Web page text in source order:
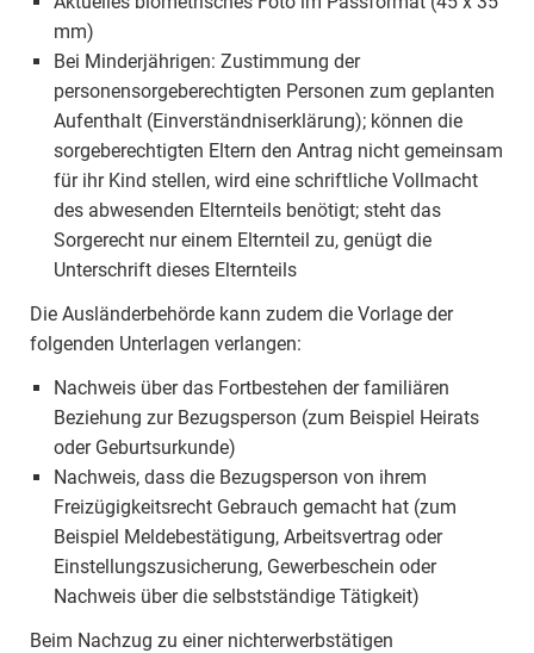
mm)
Bei Minderjährigen: Zustimmung der
personensorgeberechtigten Personen zum geplanten
Aufenthalt (Einverständniserklärung); können die
sorgeberechtigten Eltern den Antrag nicht gemeinsam
für ihr Kind stellen, wird eine schriftliche Vollmacht
des abwesenden Elternteils benötigt; steht das
Sorgerecht nur einem Elternteil zu, genügt die
Unterschrift dieses Elternteils
Die Ausländerbehörde kann zudem die Vorlage der
folgenden Unterlagen verlangen:
Nachweis über das Fortbestehen der familiären
Beziehung zur Bezugsperson (zum Beispiel Heirats
oder Geburtsurkunde)
Nachweis, dass die Bezugsperson von ihrem
Freizügigkeitsrecht Gebrauch gemacht hat (zum
Beispiel Meldebestätigung, Arbeitsvertrag oder
Einstellungszusicherung, Gewerbeschein oder
Nachweis über die selbstständige Tätigkeit)
Beim Nachzug zu einer nichterwerbstätigen